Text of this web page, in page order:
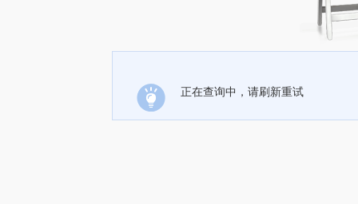
正在查询中，请刷新重试